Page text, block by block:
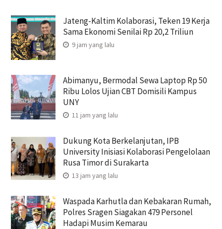
Jateng-Kaltim Kolaborasi, Teken 19 Kerja
Sama Ekonomi Senilai Rp 20,2 Triliun
9 jam yang lalu
Abimanyu, Bermodal Sewa Laptop Rp 50
Ribu Lolos Ujian CBT Domisili Kampus
UNY
11 jam yang lalu
Dukung Kota Berkelanjutan, IPB
University Inisiasi Kolaborasi Pengelolaan
Rusa Timor di Surakarta
13 jam yang lalu
Waspada Karhutla dan Kebakaran Rumah,
Polres Sragen Siagakan 479 Personel
Hadapi Musim Kemarau